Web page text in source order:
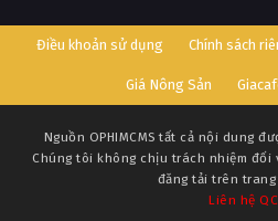
Điều khoản sử dụng Chính sách
Giá Nông Sản
Nguồn OPHIMCMS tất cả nội dung
Chúng tôi không chịu trách nhiệm
đăng tải trên trang
Liên hệ